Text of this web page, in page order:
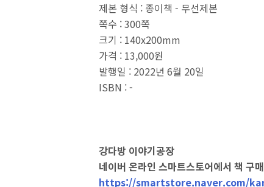
제본 형식 : 종이책 - 무선제본
쪽수 : 300쪽
크기 : 140x200mm
가격 : 13,000원
발행일 : 2022년 6월 20일
ISBN : -
강다방 이야기공장
네이버 온라인 스마트스토어에서 책 구
https://smartstore.naver.com/